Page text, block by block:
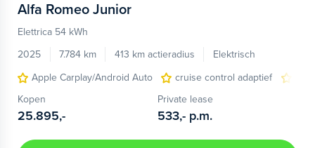
Alfa Romeo Junior
Elettrica 54 kWh
2025
7.784 km 413 km actieradius
Elektrisch
Apple Carplay/Android Auto
cruise control adaptief
Kopen
25.895,-
Private lease
533,- p.m.